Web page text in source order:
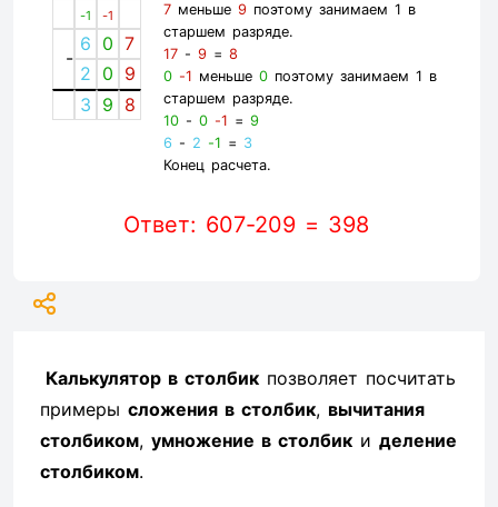
-1 -1
-
6 0 7
2 0 9
3 9 8
7меньше 9поэтому занимаем 1 в
старшем разряде.
17- 9= 8
0 -1 меньше 0поэтому занимаем 1 в
старшем разряде.
10- 0 -1 = 9
6 - 2 -1 = 3
Конец расчета.
Ответ: 607-209 = 398
Калькулятор в столбик позволяет посчитать
примеры сложения в столбик, вычитания
столбиком, умножение в столбик и деление
столбиком.